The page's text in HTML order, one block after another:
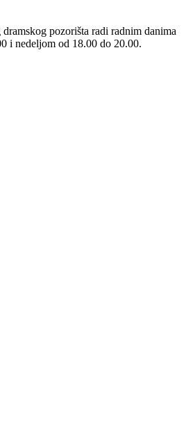
pozorišta radi radnim danima
i nedeljom od 18.00 do 20.00.